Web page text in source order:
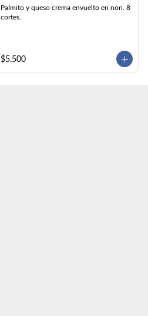
Palmito y queso crema envuelto en nori. 8
cortes.
$5.500